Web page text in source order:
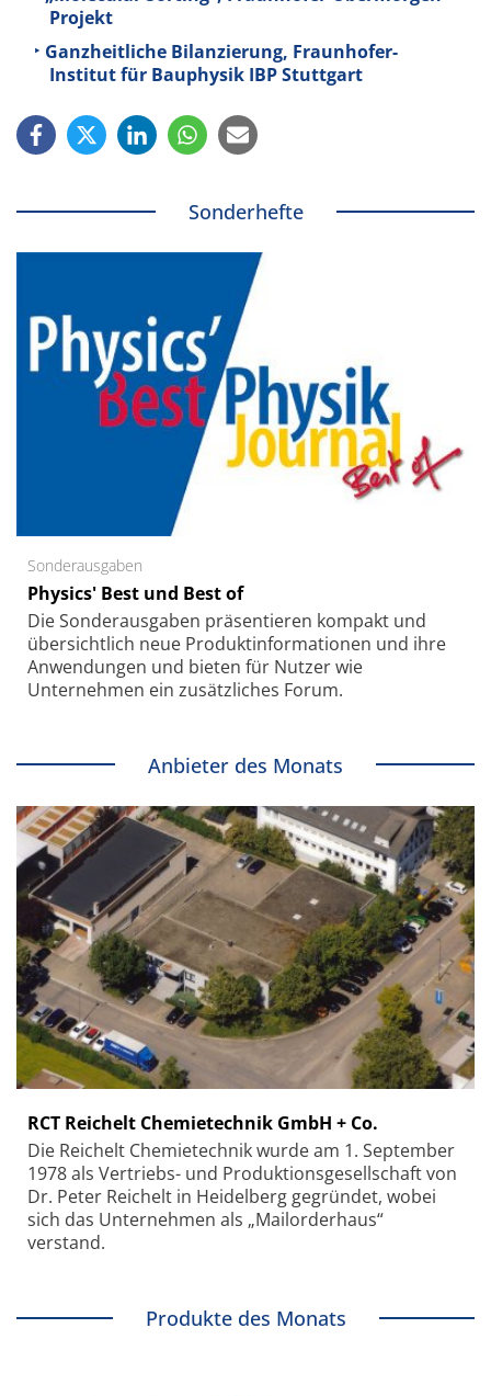
Projekt
Ganzheitliche Bilanzierung, Fraunhofer-
Institut für Bauphysik IBP Stuttgart
Sonderhefte
Sonderausgaben
Physics' Best und Best of
Die Sonder­ausgaben präsentieren kompakt und
übersichtlich neue Produkt­informationen und ihre
Anwendungen und bieten für Nutzer wie
Unternehmen ein zusätzliches Forum.
Anbieter des Monats
RCT Reichelt Chemietechnik GmbH + Co.
Die Reichelt Chemietechnik wurde am 1. September
1978 als Vertriebs- und Produktionsgesellschaft von
Dr. Peter Reichelt in Heidelberg gegründet, wobei
sich das Unternehmen als „Mailorderhaus“
verstand.
Produkte des Monats